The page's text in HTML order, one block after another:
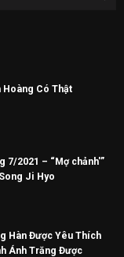
Hoàng Có Thật
7/2021 – “Mợ chảnh'”
Ji Hyo
Hàn Được Yêu Thích
Ánh Trăng Được